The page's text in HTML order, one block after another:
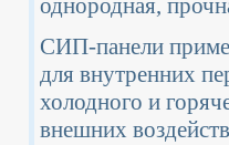
однородная,
СИП-панели
для внутренних
холодного и
внешних